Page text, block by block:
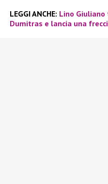
LEGGI ANCHE: Lino
Dumitras e lancia una